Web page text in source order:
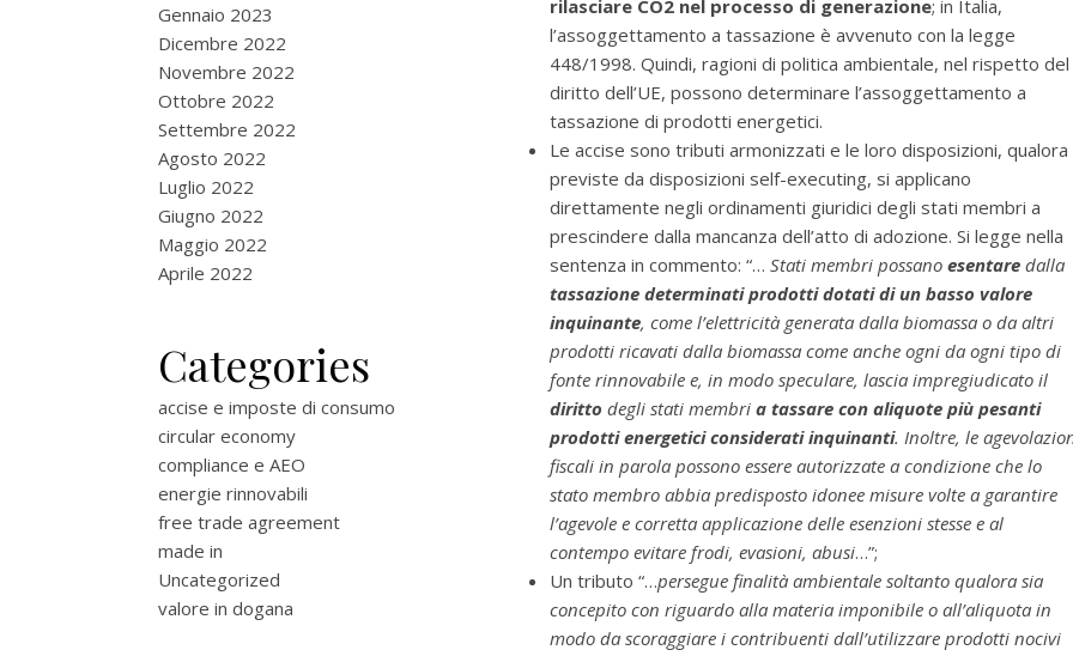
Gennaio 2023
Dicembre 2022
Novembre 2022
Ottobre 2022
Settembre 2022
Agosto 2022
Luglio 2022
Giugno 2022
Maggio 2022
Aprile 2022
Categories
accise e imposte di consumo
circular economy
compliance e AEO
energie rinnovabili
free trade agreement
made in
Uncategorized
valore in dogana
rilasciare CO2 nel processo di generazione; in Italia,
l’assoggettamento a tassazione è avvenuto con la legge
448/1998. Quindi, ragioni di politica ambientale, nel rispetto del
diritto dell’UE, possono determinare l’assoggettamento a
tassazione di prodotti energetici.
Le accise sono tributi armonizzati e le loro disposizioni, qualora
previste da disposizioni self-executing, si applicano
direttamente negli ordinamenti giuridici degli stati membri a
prescindere dalla mancanza dell’atto di adozione. Si legge nella
sentenza in commento: “… Stati membri possano esentare dalla
tassazione determinati prodotti dotati di un basso valore
inquinante, come l’elettricità generata dalla biomassa o da altri
prodotti ricavati dalla biomassa come anche ogni da ogni tipo di
fonte rinnovabile e, in modo speculare, lascia impregiudicato il
diritto degli stati membri a tassare con aliquote più pesanti
prodotti energetici considerati inquinanti. Inoltre, le
fiscali in parola possono essere autorizzate a condizione che lo
stato membro abbia predisposto idonee misure volte a garantire
l’agevole e corretta applicazione delle esenzioni stesse e al
contempo evitare frodi, evasioni, abusi…”;
Un tributo “…persegue finalità ambientale soltanto qualora sia
concepito con riguardo alla materia imponibile o all’aliquota in
modo da scoraggiare i contribuenti dall’utilizzare prodotti nocivi